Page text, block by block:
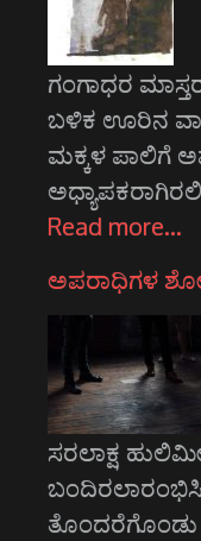
ಗಂಗಾಧರ
ಬಳಿಕ ಊರಿನ
ಮಕ್ಕಳ ಪಾಲಿಗೆ
Read more…
ಅಪರಾಧಿಗಳ
ಸರಲಾಕ್ಷ
ತೊಂದರೆಗೊಂಡು